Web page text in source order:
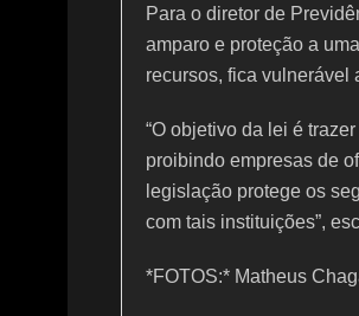
Para o diretor de
amparo e proteção a
recursos, fica vulnerável
“O objetivo da lei é
proibindo empresas de
legislação protege os
com tais instituições”,
*FOTOS:* Matheus